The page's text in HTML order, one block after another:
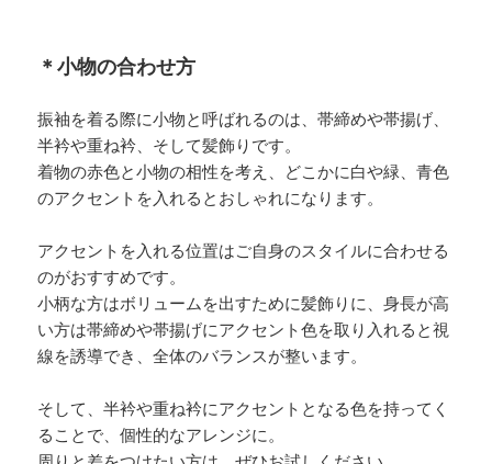
＊小物の合わせ方
振袖を着る際に小物と呼ばれるのは、帯締めや帯揚げ、
半衿や重ね衿、そして髪飾りです。
着物の赤色と小物の相性を考え、どこかに白や緑、青色
のアクセントを入れるとおしゃれになります。
アクセントを入れる位置はご自身のスタイルに合わせる
のがおすすめです。
小柄な方はボリュームを出すために髪飾りに、身長が高
い方は帯締めや帯揚げにアクセント色を取り入れると視
線を誘導でき、全体のバランスが整います。
そして、半衿や重ね衿にアクセントとなる色を持ってく
ることで、個性的なアレンジに。